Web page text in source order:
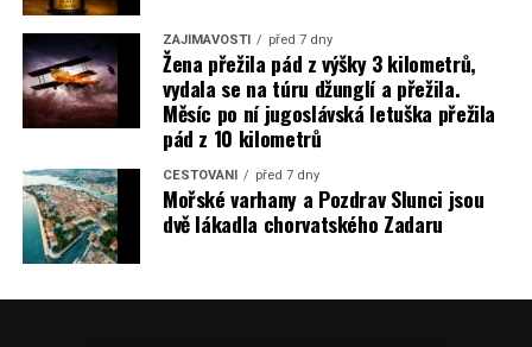
ZAJÍMAVOSTI před 7 dny
Žena přežila pád z výšky 3 kilometrů,
vydala se na túru džunglí a přežila.
Měsíc po ní jugoslávská letuška přežila
pád z 10 kilometrů
CESTOVÁNÍ před 7 dny
Mořské varhany a Pozdrav Slunci jsou
dvě lákadla chorvatského Zadaru